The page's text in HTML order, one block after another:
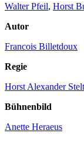
Walter Pfeil, Horst
Autor
Francois Billetdoux
Regie
Horst Alexander
Bühnenbild
Anette Heraeus